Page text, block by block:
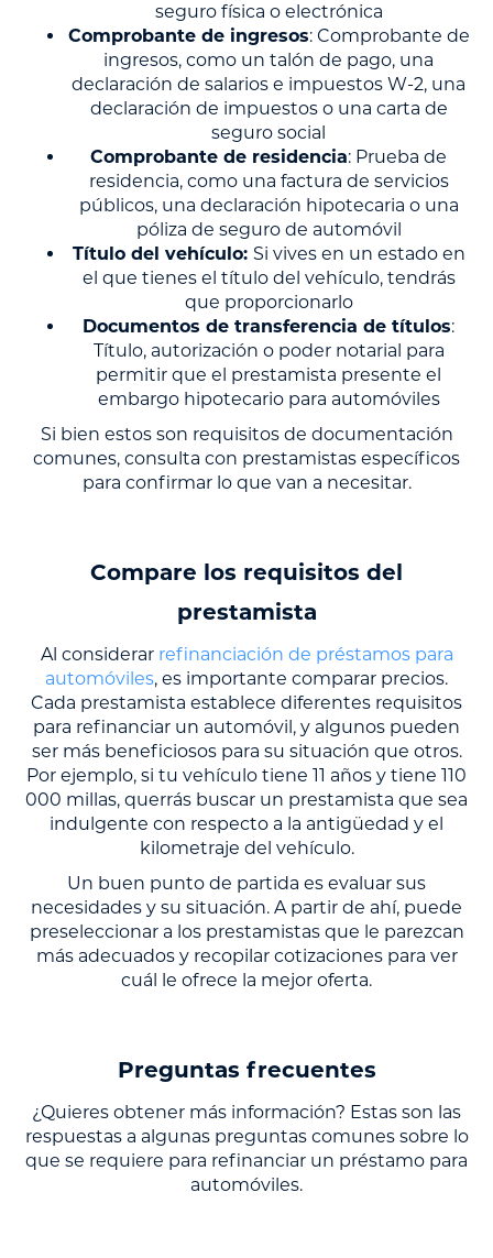
seguro física o electrónica
Comprobante de ingresos: Comprobante de
ingresos, como un talón de pago, una
declaración de salarios e impuestos W-2, una
declaración de impuestos o una carta de
seguro social
Comprobante de residencia: Prueba de
residencia, como una factura de servicios
públicos, una declaración hipotecaria o una
póliza de seguro de automóvil
Título del vehículo: Si vives en un estado en
el que tienes el título del vehículo, tendrás
que proporcionarlo
Documentos de transferencia de títulos:
Título, autorización o poder notarial para
permitir que el prestamista presente el
embargo hipotecario para automóviles
Si bien estos son requisitos de documentación
comunes, consulta con prestamistas específicos
para confirmar lo que van a necesitar.
Compare los requisitos del
prestamista
Al considerar refinanciación de préstamos para
automóviles, es importante comparar precios.
Cada prestamista establece diferentes requisitos
para refinanciar un automóvil, y algunos pueden
ser más beneficiosos para su situación que otros.
Por ejemplo, si tu vehículo tiene 11 años y tiene 110
000 millas, querrás buscar un prestamista que sea
indulgente con respecto a la antigüedad y el
kilometraje del vehículo.
Un buen punto de partida es evaluar sus
necesidades y su situación. A partir de ahí, puede
preseleccionar a los prestamistas que le parezcan
más adecuados y recopilar cotizaciones para ver
cuál le ofrece la mejor oferta.
Preguntas frecuentes
¿Quieres obtener más información? Estas son las
respuestas a algunas preguntas comunes sobre lo
que se requiere para refinanciar un préstamo para
automóviles.